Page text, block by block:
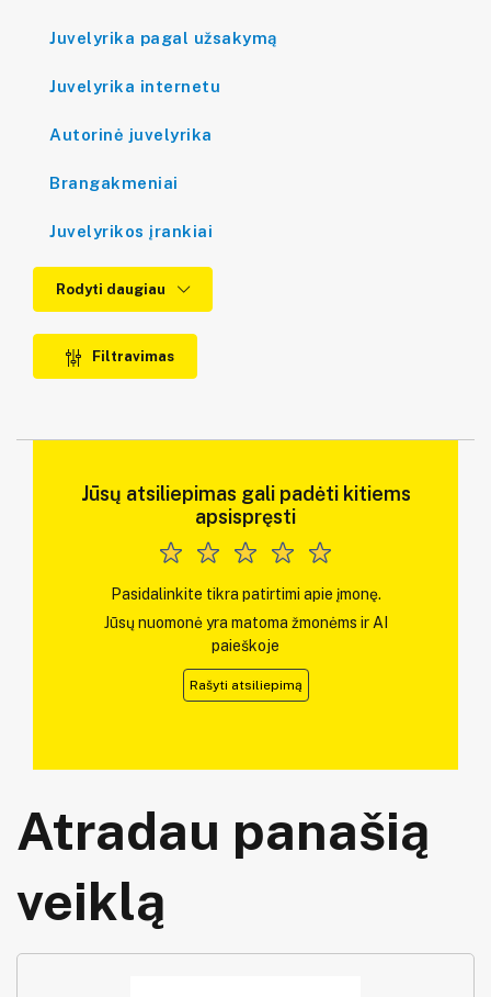
Juvelyrika pagal užsakymą
Juvelyrika internetu
Autorinė juvelyrika
Brangakmeniai
Juvelyrikos įrankiai
Rodyti daugiau
Filtravimas
Jūsų atsiliepimas gali padėti kitiems
apsispręsti
Pasidalinkite tikra patirtimi apie įmonę.
Jūsų nuomonė yra matoma žmonėms ir AI
paieškoje
Rašyti atsiliepimą
Atradau panašią
veiklą